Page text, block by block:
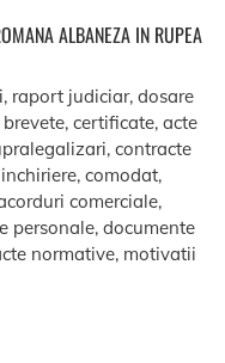
ALBANEZA IN RUPEA
raport judiciar, dosare
certificate, acte
contracte
comodat,
comerciale,
personale, documente
normative, motivatii